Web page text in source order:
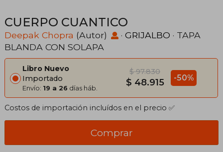
CUERPO CUANTICO
Deepak Chopra (Autor) · GRIJALBO · TAPA
BLANDA CON SOLAPA
Libro Nuevo
Importado
Envío: 19 a 26 días háb.
$ 97.830
$ 48.915 -50%
Costos de importación incluídos en el precio ✅
Comprar